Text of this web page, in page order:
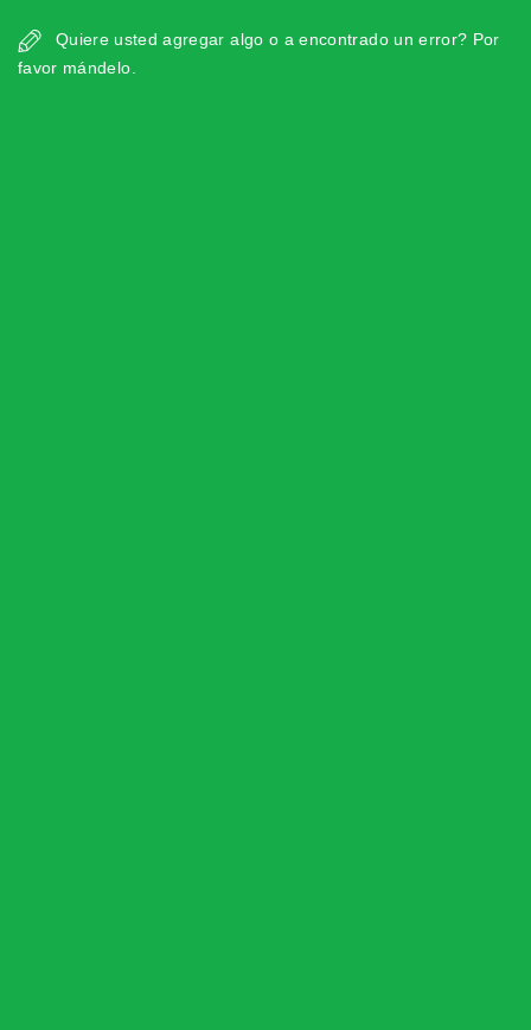
Quiere usted agregar algo o a encontrado un error? Por
favor mándelo.